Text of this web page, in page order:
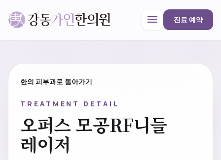
menu 진료 예약
강동가인한의원close
한의원 안내
진료과목
한의 피부과로 돌아가기
TREATMENT DETAIL
오퍼스 모공RF니들
레이저